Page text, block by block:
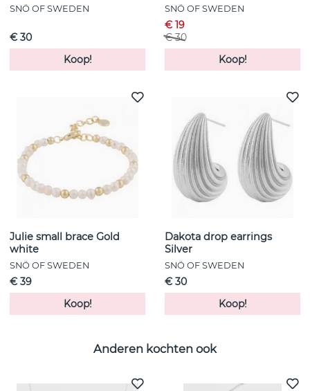
SNÖ OF SWEDEN
€ 30
Koop!
SNÖ OF SWEDEN
€ 19
€ 30
Koop!
Julie small brace Gold
white
SNÖ OF SWEDEN
€ 39
Koop!
Dakota drop earrings
Silver
SNÖ OF SWEDEN
€ 30
Koop!
Anderen kochten ook